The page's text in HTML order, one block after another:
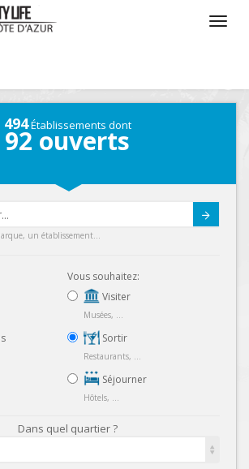
494Établissements dont
92 ouverts
un établissement...
Vous souhaitez:
Visiter
Musées, ...
Sortir
Restaurants, ...
Séjourner
Hôtels, ...
Dans quel quartier ?